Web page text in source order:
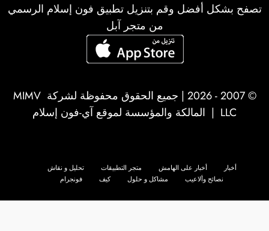
تصفح بشكل أفضل وقم بتنزيل تطبيق فون إسلام الرسمي
من متجر آبل
© 2007 - 2026 | جميع الحقوق محفوظة لشركة
MIMV
LLC | المالكة والمؤسسة لموقع آي-فون إسلام
أخبار أخبار على الهامش متجر التطبيقات
تحليل و نقاش
نصائح وألاعيب
مشاكل و حلول كيف فونجرام